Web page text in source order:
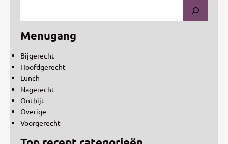
Menugang
Bijgerecht
Hoofdgerecht
Lunch
Nagerecht
Ontbijt
Overige
Voorgerecht